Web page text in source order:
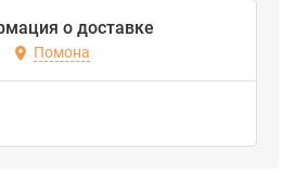
о доставке
Помона